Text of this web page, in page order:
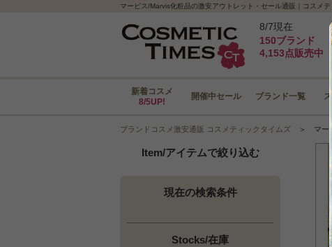
マービス/Marvis化粧品の激安アウトレット・セール通販｜コスメ
8/7現在
150ブランド
4,153点販売中
新着コスメ
8/5UP!
開催中セール ブランド一覧
ブランドコスメ激安通販 コスメティックタイムズ ＞ マー
Item/アイテムで絞り込む
現在の検索条件
Stocks/在庫